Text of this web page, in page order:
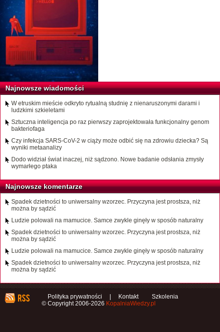
Najnowsze wiadomości
W etruskim mieście odkryto rytualną studnię z nienaruszonymi darami i
ludzkimi szkieletami
Sztuczna inteligencja po raz pierwszy zaprojektowała funkcjonalny genom
bakteriofaga
Czy infekcja SARS-CoV-2 w ciąży może odbić się na zdrowiu dziecka? Są
wyniki metaanalizy
Dodo widział świat inaczej, niż sądzono. Nowe badanie odsłania zmysły
wymarłego ptaka
Najnowsze komentarze
Spadek dzietności to uniwersalny wzorzec. Przyczyna jest prostsza, niż
można by sądzić
Ludzie polowali na mamucice. Samce zwykle ginęły w sposób naturalny
Spadek dzietności to uniwersalny wzorzec. Przyczyna jest prostsza, niż
można by sądzić
Ludzie polowali na mamucice. Samce zwykle ginęły w sposób naturalny
Spadek dzietności to uniwersalny wzorzec. Przyczyna jest prostsza, niż
można by sądzić
Polityka prywatności Kontakt
Szkolenia
© Copyright 2006-2026 KopalniaWiedzy.pl